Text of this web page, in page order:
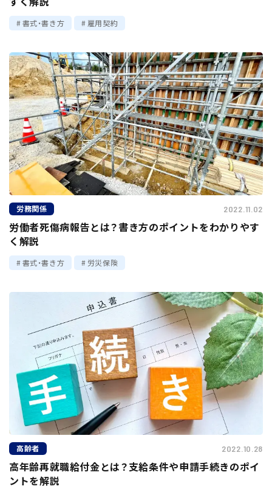
書式・書き方 雇用契約
労務関係 2022.11.02
労働者死傷病報告とは？書き方のポイントをわかりやす
く解説
書式・書き方 労災保険
高齢者 2022.10.28
高年齢再就職給付金とは？支給条件や申請手続きのポイ
ントを解説